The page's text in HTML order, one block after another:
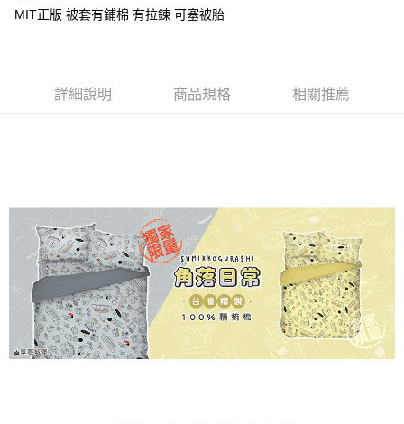
Apple Pay
每筆NT$60，滿NT$699(含以上)免運費
7-11★依產品說明
每筆NT$60，滿NT$699(含以上)免運費
宅配
每筆NT$80，滿NT$699(含以上)免運費
MIT正版 被套有鋪棉 有拉鍊 可塞被胎
詳細說明 商品規格 相關推薦